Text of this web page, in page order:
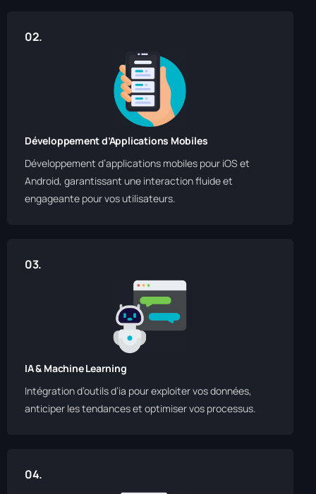
02.
Développement d’Applications Mobiles
Développement d’applications mobiles pour iOS et
Android, garantissant une interaction fluide et
engageante pour vos utilisateurs.
03.
IA & Machine Learning
Intégration d’outils d’ia pour exploiter vos données,
anticiper les tendances et optimiser vos processus.
04.